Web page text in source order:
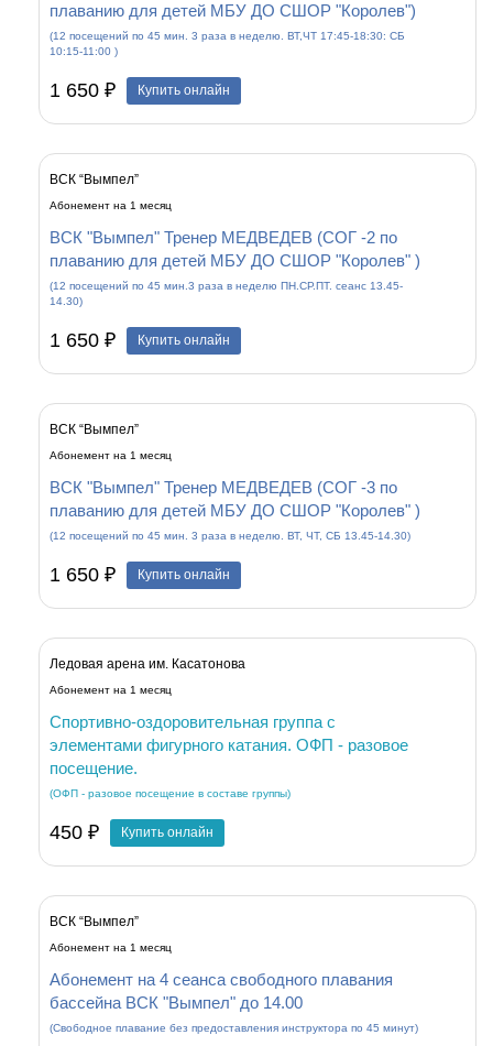
плаванию для детей МБУ ДО СШОР "Королев")
(12 посещений по 45 мин. 3 раза в неделю. ВТ,ЧТ 17:45-18:30: СБ
10:15-11:00 )
1 650 ₽ Купить онлайн
ВСК “Вымпел”
Абонемент на 1 месяц
ВСК "Вымпел" Тренер МЕДВЕДЕВ (СОГ -2 по
плаванию для детей МБУ ДО СШОР "Королев" )
(12 посещений по 45 мин.3 раза в неделю ПН.СР.ПТ. сеанс 13.45-
14.30)
1 650 ₽ Купить онлайн
ВСК “Вымпел”
Абонемент на 1 месяц
ВСК "Вымпел" Тренер МЕДВЕДЕВ (СОГ -3 по
плаванию для детей МБУ ДО СШОР "Королев" )
(12 посещений по 45 мин. 3 раза в неделю. ВТ, ЧТ, СБ 13.45-14.30)
1 650 ₽ Купить онлайн
Ледовая арена им. Касатонова
Абонемент на 1 месяц
Спортивно-оздоровительная группа с
элементами фигурного катания. ОФП - разовое
посещение.
(ОФП - разовое посещение в составе группы)
450 ₽ Купить онлайн
ВСК “Вымпел”
Абонемент на 1 месяц
Абонемент на 4 сеанса свободного плавания
бассейна ВСК "Вымпел" до 14.00
(Свободное плавание без предоставления инструктора по 45 минут)